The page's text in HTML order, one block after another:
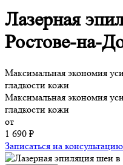
Лазерная
Ростове-на-
Максимальная экономия
гладкости кожи
Максимальная экономия
гладкости кожи
от
1 690 ₽
Записаться на консультацию